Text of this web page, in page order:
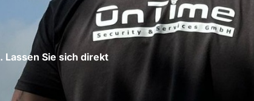
Sie sich direkt